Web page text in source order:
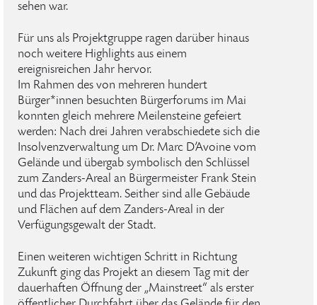
sehen war.
Für uns als Projektgruppe ragen darüber hinaus
noch weitere Highlights aus einem
ereignisreichen Jahr hervor.
Im Rahmen des von mehreren hundert
Bürger*innen besuchten Bürgerforums im Mai
konnten gleich mehrere Meilensteine gefeiert
werden: Nach drei Jahren verabschiedete sich die
Insolvenzverwaltung um Dr. Marc D’Avoine vom
Gelände und übergab symbolisch den Schlüssel
zum Zanders-Areal an Bürgermeister Frank Stein
und das Projektteam. Seither sind alle Gebäude
und Flächen auf dem Zanders-Areal in der
Verfügungsgewalt der Stadt.
Einen weiteren wichtigen Schritt in Richtung
Zukunft ging das Projekt an diesem Tag mit der
dauerhaften Öffnung der „Mainstreet“ als erster